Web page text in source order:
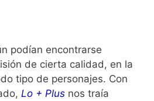
podían encontrarse
de cierta calidad, en la
tipo de personajes. Con
Lo + Plus nos traía